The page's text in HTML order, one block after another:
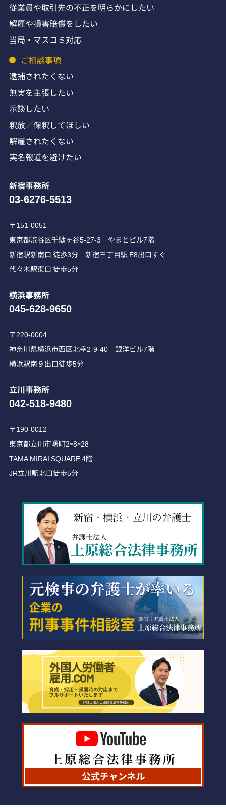
従業員や取引先の不正を明らかにしたい
解雇や損害賠償をしたい
当局・マスコミ対応
ご相談事項
逮捕されたくない
無実を主張したい
示談したい
釈放／保釈してほしい
解雇されたくない
実名報道を避けたい
新宿事務所
03-6276-5513
〒151-0051
東京都渋谷区千駄ヶ谷5-27-3 やまとビル7階
新宿駅新南口 徒歩3分 新宿三丁目駅 E8出口すぐ
代々木駅東口 徒歩5分
横浜事務所
045-628-9650
〒220-0004
神奈川県横浜市西区北幸2-9-40 銀洋ビル7階
横浜駅南９出口徒歩5分
立川事務所
042-518-9480
〒190-0012
東京都立川市曙町2ｰ8ｰ28
TAMA MIRAI SQUARE 4階
JR立川駅北口徒歩5分